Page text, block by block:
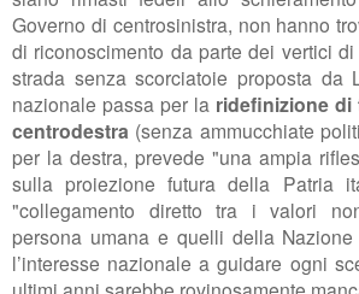
Governo di centrosinistra, non hanno
di riconoscimento da parte dei vertici
strada senza scorciatoie proposta da
nazionale passa per la ridefinizione di
centrodestra (senza ammucchiate
per la destra, prevede "una ampia
sulla proiezione futura della Patria
"collegamento diretto tra i valori
persona umana e quelli della
l’interesse nazionale a guidare ogni